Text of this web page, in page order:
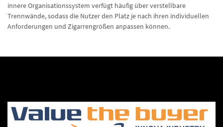
innere Organisationssystem verfügt häufig über verstellbare
Trennwände, sodass die Nutzer den Platz je nach ihren individuellen
Anforderungen und Zigarrengrößen anpassen können.